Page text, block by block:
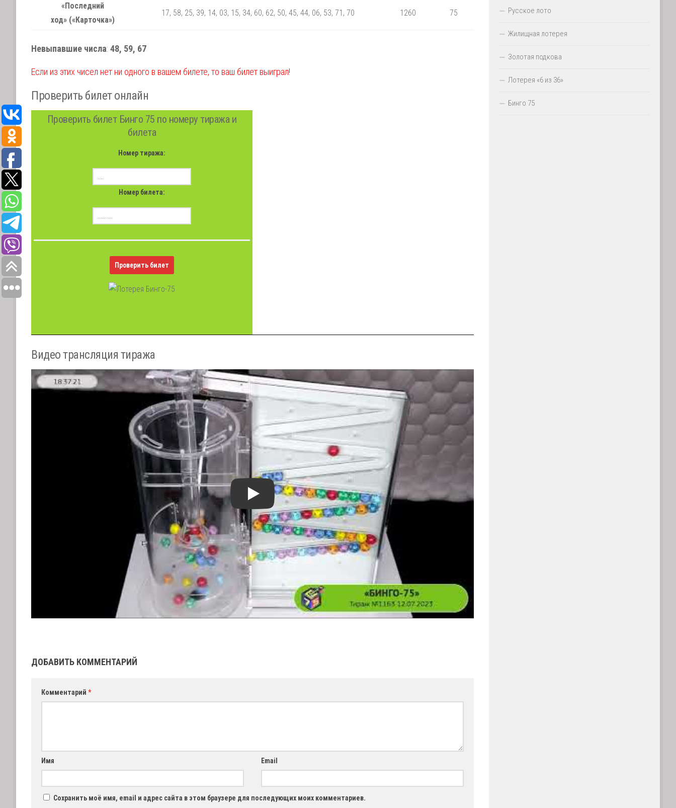
«Последний
ход» («Карточка»)
17, 58, 25, 39, 14, 03, 15, 34, 60, 62, 50, 45, 44, 06, 53, 71, 70 1260 75
Невыпавшие числа: 48, 59, 67
Если из этих чисел нет ни одного в вашем билете, то ваш билет выиграл!
Проверить билет онлайн
Проверить билет Бинго 75 по номеру тиража и
билета
Номер тиража:
Номер билета:
Проверить билет
Видео трансляция тиража
ДОБАВИТЬ КОММЕНТАРИЙ
Комментарий *
Имя Email
Сохранить моё имя, email и адрес сайта в этом браузере для последующих моих комментариев.
Русское лото
Жилищная лотерея
Золотая подкова
Лотерея «6 из 36»
Бинго 75